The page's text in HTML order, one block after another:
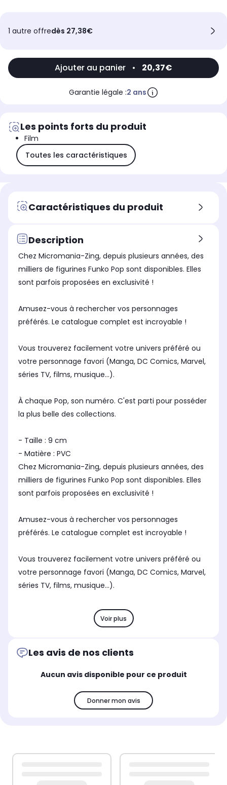
1 autre offredès 27,38€
Ajouter au panier • 20,37€
Garantie légale :2 ans
Les points forts du produit
Film
Toutes les caractéristiques
Caractéristiques du produit
Description
Chez Micromania-Zing, depuis plusieurs années, des
milliers de figurines Funko Pop sont disponibles. Elles
sont parfois proposées en exclusivité !
Amusez-vous à rechercher vos personnages
préférés. Le catalogue complet est incroyable !
Vous trouverez facilement votre univers préféré ou
votre personnage favori (Manga, DC Comics, Marvel,
séries TV, films, musique...).
À chaque Pop, son numéro. C'est parti pour posséder
la plus belle des collections.
- Taille : 9 cm
- Matière : PVC
Chez Micromania-Zing, depuis plusieurs années, des
milliers de figurines Funko Pop sont disponibles. Elles
sont parfois proposées en exclusivité !
Amusez-vous à rechercher vos personnages
préférés. Le catalogue complet est incroyable !
Vous trouverez facilement votre univers préféré ou
votre personnage favori (Manga, DC Comics, Marvel,
séries TV, films, musique...).
Voir plus
Les avis de nos clients
Aucun avis disponible pour ce produit
Donner mon avis